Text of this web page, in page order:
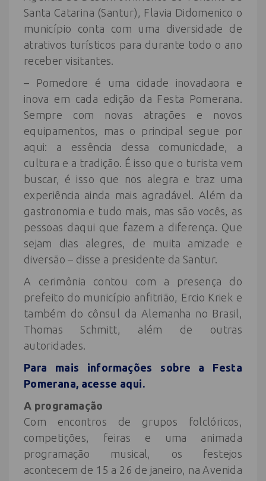
Santa Catarina (Santur), Flavia Didomenico o
município conta com uma diversidade de
atrativos turísticos para durante todo o ano
receber visitantes.
– Pomedore é uma cidade inovadaora e
inova em cada edição da Festa Pomerana.
Sempre com novas atrações e novos
equipamentos, mas o principal segue por
aqui: a essência dessa comunicdade, a
cultura e a tradição. É isso que o turista vem
buscar, é isso que nos alegra e traz uma
experiência ainda mais agradável. Além da
gastronomia e tudo mais, mas são vocês, as
pessoas daqui que fazem a diferença. Que
sejam dias alegres, de muita amizade e
diversão – disse a presidente da Santur.
A cerimônia contou com a presença do
prefeito do município anfitrião, Ercio Kriek e
também do cônsul da Alemanha no Brasil,
Thomas Schmitt, além de outras
autoridades.
Para mais informações sobre a Festa
Pomerana, acesse aqui.
A programação
Com encontros de grupos folclóricos,
competições, feiras e uma animada
programação musical, os festejos
acontecem de 15 a 26 de janeiro, na Avenida